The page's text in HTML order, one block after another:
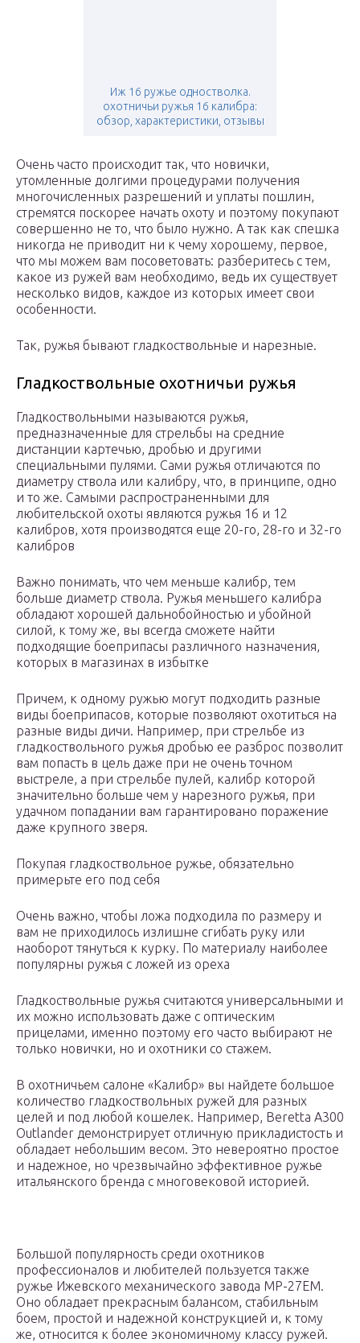
Иж 16 ружье одностволка.
охотничьи ружья 16 калибра:
обзор, характеристики, отзывы
Очень часто происходит так, что новички,
утомленные долгими процедурами получения
многочисленных разрешений и уплаты пошлин,
стремятся поскорее начать охоту и поэтому покупают
совершенно не то, что было нужно. А так как спешка
никогда не приводит ни к чему хорошему, первое,
что мы можем вам посоветовать: разберитесь с тем,
какое из ружей вам необходимо, ведь их существует
несколько видов, каждое из которых имеет свои
особенности.
Так, ружья бывают гладкоствольные и нарезные.
Гладкоствольные охотничьи ружья
Гладкоствольными называются ружья,
предназначенные для стрельбы на средние
дистанции картечью, дробью и другими
специальными пулями. Сами ружья отличаются по
диаметру ствола или калибру, что, в принципе, одно
и то же. Самыми распространенными для
любительской охоты являются ружья 16 и 12
калибров, хотя производятся еще 20-го, 28-го и 32-го
калибров
Важно понимать, что чем меньше калибр, тем
больше диаметр ствола. Ружья меньшего калибра
обладают хорошей дальнобойностью и убойной
силой, к тому же, вы всегда сможете найти
подходящие боеприпасы различного назначения,
которых в магазинах в избытке
Причем, к одному ружью могут подходить разные
виды боеприпасов, которые позволяют охотиться на
разные виды дичи. Например, при стрельбе из
гладкоствольного ружья дробью ее разброс позволит
вам попасть в цель даже при не очень точном
выстреле, а при стрельбе пулей, калибр которой
значительно больше чем у нарезного ружья, при
удачном попадании вам гарантировано поражение
даже крупного зверя.
Покупая гладкоствольное ружье, обязательно
примерьте его под себя
Очень важно, чтобы ложа подходила по размеру и
вам не приходилось излишне сгибать руку или
наоборот тянуться к курку. По материалу наиболее
популярны ружья с ложей из ореха
Гладкоствольные ружья считаются универсальными и
их можно использовать даже с оптическим
прицелами, именно поэтому его часто выбирают не
только новички, но и охотники со стажем.
В охотничьем салоне «Калибр» вы найдете большое
количество гладкоствольных ружей для разных
целей и под любой кошелек. Например, Beretta A300
Outlander демонстрирует отличную прикладистость и
обладает небольшим весом. Это невероятно простое
и надежное, но чрезвычайно эффективное ружье
итальянского бренда с многовековой историей.
Большой популярность среди охотников
профессионалов и любителей пользуется также
ружье Ижевского механического завода МР-27ЕМ.
Оно обладает прекрасным балансом, стабильным
боем, простой и надежной конструкцией и, к тому
же, относится к более экономичному классу ружей.